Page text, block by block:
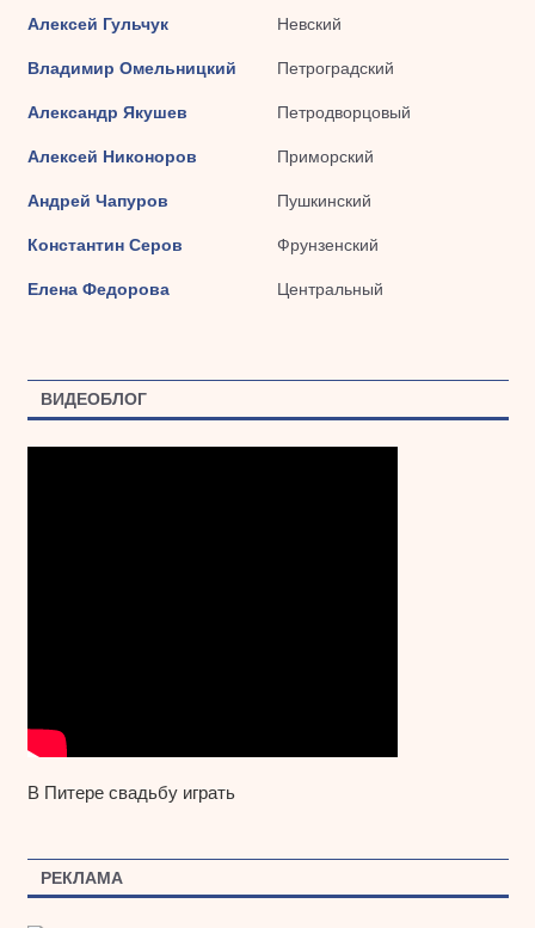
Алексей Гульчук Невский
Владимир Омельницкий Петроградский
Александр Якушев Петродворцовый
Алексей Никоноров Приморский
Андрей Чапуров Пушкинский
Константин Серов Фрунзенский
Елена Федорова Центральный
ВИДЕОБЛОГ
В Питере свадьбу играть
РЕКЛАМА